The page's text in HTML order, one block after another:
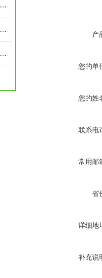
一文读懂材料摩擦学测试机：从结构原理到实际应用
多功能摩擦磨损试验机的设计与应用
标准试验设备选型之金属、非金属材料
产
您的单
您的姓
联系电
常用邮
省
详细地
补充说